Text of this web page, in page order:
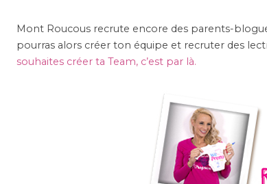
Mont Roucous recrute encore des parents-
pourras alors créer ton équipe et recruter des
souhaites créer ta Team, c’est par là.